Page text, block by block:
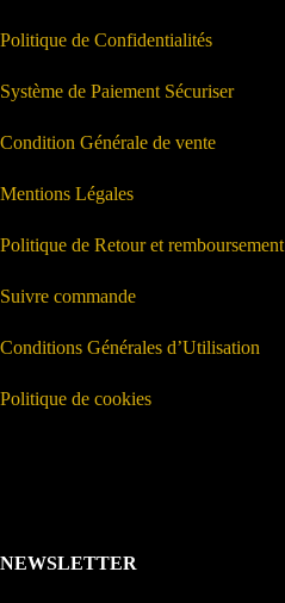
Politique de Confidentialités
Système de Paiement Sécuriser
Condition Générale de vente
Mentions Légales
Politique de Retour et remboursement
Suivre commande
Conditions Générales d’Utilisation
Politique de cookies
NEWSLETTER